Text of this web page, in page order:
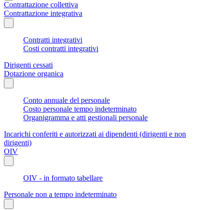
Contrattazione collettiva
Contrattazione integrativa
Contratti integrativi
Costi contratti integrativi
Dirigenti cessati
Dotazione organica
Conto annuale del personale
Costo personale tempo indeterminato
Organigramma e atti gestionali personale
Incarichi conferiti e autorizzati ai dipendenti (dirigenti e non
dirigenti)
OIV
OIV - in formato tabellare
Personale non a tempo indeterminato